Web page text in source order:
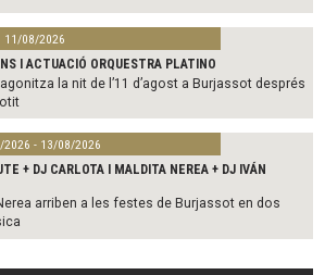
11/08/2026
I ACTUACIÓ ORQUESTRA PLATINO
la nit de l’11 d’agost a Burjassot després
2026 - 13/08/2026
+ DJ CARLOTA I MALDITA NEREA + DJ IVÁN
arriben a les festes de Burjassot en dos